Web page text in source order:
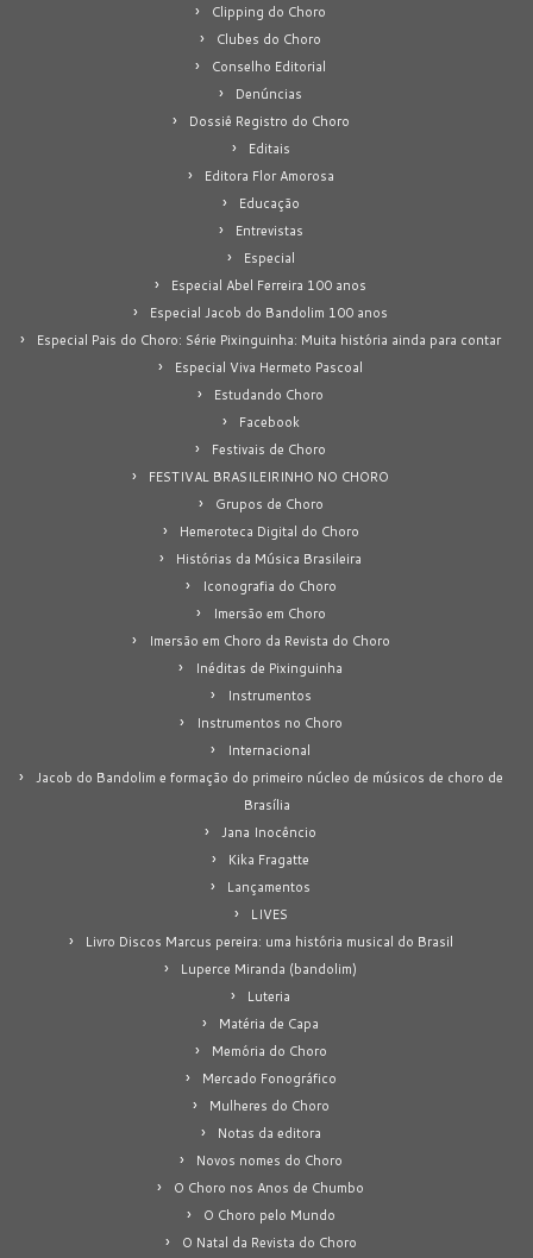
Clipping do Choro
Clubes do Choro
Conselho Editorial
Denúncias
Dossiê Registro do Choro
Editais
Editora Flor Amorosa
Educação
Entrevistas
Especial
Especial Abel Ferreira 100 anos
Especial Jacob do Bandolim 100 anos
Especial Pais do Choro: Série Pixinguinha: Muita história ainda para contar
Especial Viva Hermeto Pascoal
Estudando Choro
Facebook
Festivais de Choro
FESTIVAL BRASILEIRINHO NO CHORO
Grupos de Choro
Hemeroteca Digital do Choro
Histórias da Música Brasileira
Iconografia do Choro
Imersão em Choro
Imersão em Choro da Revista do Choro
Inéditas de Pixinguinha
Instrumentos
Instrumentos no Choro
Internacional
Jacob do Bandolim e formação do primeiro núcleo de músicos de choro de
Brasília
Jana Inocêncio
Kika Fragatte
Lançamentos
LIVES
Livro Discos Marcus pereira: uma história musical do Brasil
Luperce Miranda (bandolim)
Luteria
Matéria de Capa
Memória do Choro
Mercado Fonográfico
Mulheres do Choro
Notas da editora
Novos nomes do Choro
O Choro nos Anos de Chumbo
O Choro pelo Mundo
O Natal da Revista do Choro